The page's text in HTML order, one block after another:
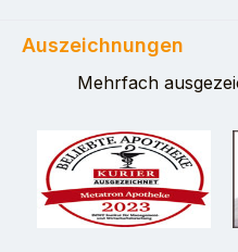
Auszeichnungen
Mehrfach